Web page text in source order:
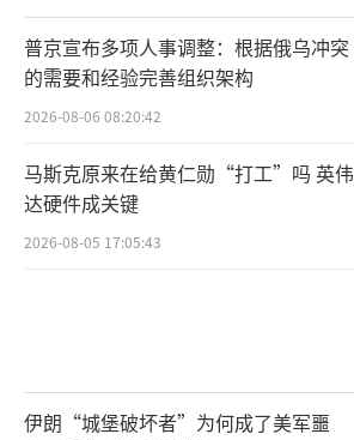
普京宣布多项人事调整：根据俄乌冲突
的需要和经验完善组织架构
2026-08-06 08:20:42
马斯克原来在给黄仁勋“打工”吗 英伟
达硬件成关键
2026-08-05 17:05:43
伊朗“城堡破坏者”为何成了美军噩